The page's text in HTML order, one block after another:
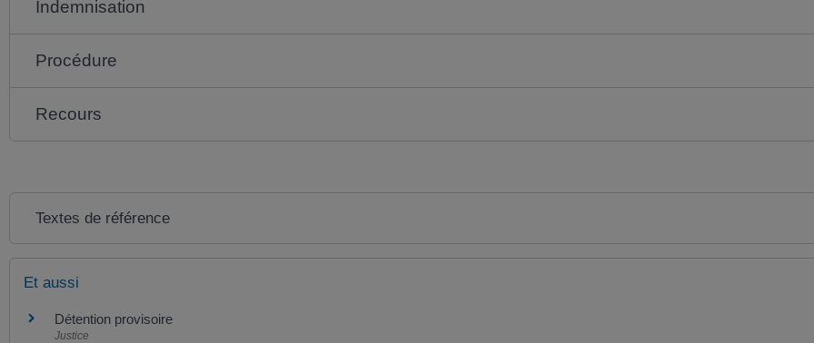
Indemnisation
Procédure
Recours
Textes de référence
Et aussi
Détention provisoire
Justice